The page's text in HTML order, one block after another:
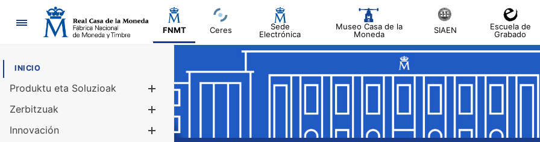
Nabigazioa
FNMT Ceres
Sede
Electrónica
Museo Casa de la
Moneda
SIAEN
Escuela de
Grabado
INICIO
Produktu eta Soluzioak
Erakutsi/Ezkutatu
Zerbitzuak
Innovación